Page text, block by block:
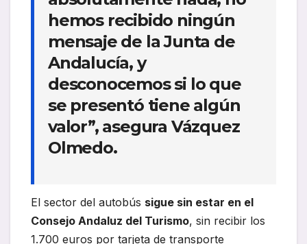
hemos recibido ningún
mensaje de la Junta de
Andalucía, y
desconocemos si lo que
se presentó tiene algún
valor”, asegura Vázquez
Olmedo.
El sector del autobús sigue sin estar en el
Consejo Andaluz del Turismo, sin recibir los
1.700 euros por tarjeta de transporte